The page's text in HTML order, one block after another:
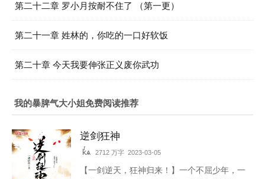
第二十二章 罗小月按耐不住了 （第一更）
第二十一章 姓林的，你吃的一口好软饭
第二十章 今天我要伸张正义废你武功
我的暴脾气大小姐免费阅读推荐
逆剑狂神
kͬѧ 2712 万字 2023-03-05
【一剑逆天，狂神归来！】一个不屈少年，一